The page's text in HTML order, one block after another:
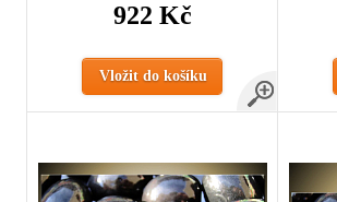
922 Kč
Vložit do košíku